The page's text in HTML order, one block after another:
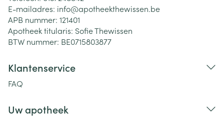
E-mailadres: info@apotheekthewissen.be
APB nummer: 121401
Apotheek titularis: Sofie Thewissen
BTW nummer: BE0715803877
Klantenservice
FAQ
Uw apotheek